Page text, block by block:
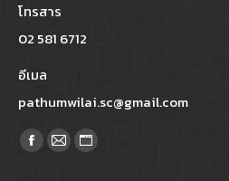
โทรสาร
02 581 6712
อีเมล
pathumwilai.sc@gmail.com
Find us on:
Facebook
MailWebsite